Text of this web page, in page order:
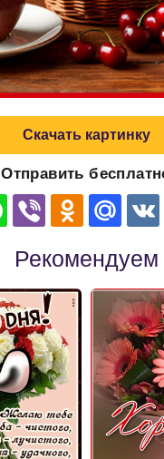
Скачать картинку
Отправить
Рекомендуем